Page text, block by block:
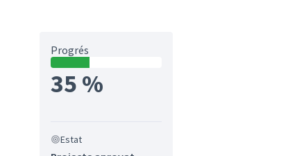
Progrés
35 %
Estat